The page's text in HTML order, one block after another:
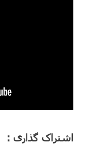
اشتراک گذاری :